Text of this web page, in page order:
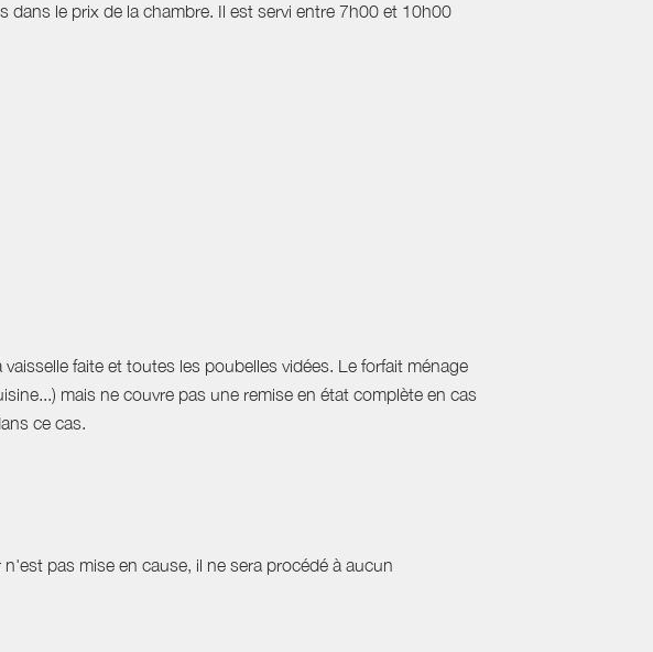
dans le prix de la chambre. Il est servi entre 7h00 et 10h00
faite et toutes les poubelles vidées. Le forfait ménage
mais ne couvre pas une remise en état complète en cas
ce cas.
pas mise en cause, il ne sera procédé à aucun